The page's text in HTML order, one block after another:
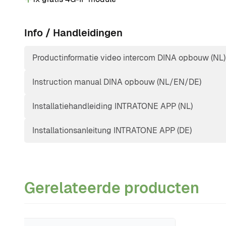
Info / Handleidingen
Productinformatie video intercom DINA opbouw (NL)
Instruction manual DINA opbouw (NL/EN/DE)
Installatiehandleiding INTRATONE APP (NL)
Installationsanleitung INTRATONE APP (DE)
Gerelateerde producten